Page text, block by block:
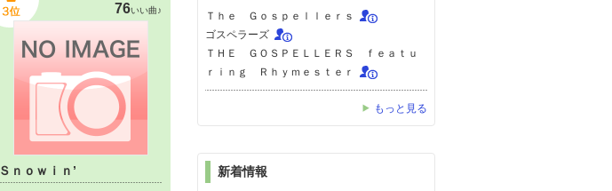
76いい曲♪
Ｓｎｏｗｉｎ’
Ｔｈｅ Ｇｏｓｐｅｌｌｅｒｓ
ゴスペラーズ
ＴＨＥ ＧＯＳＰＥＬＬＥＲＳ ｆｅａｔｕ
ｒｉｎｇ Ｒｈｙｍｅｓｔｅｒ
もっと見る
新着情報